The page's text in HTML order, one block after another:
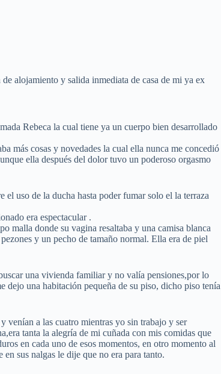
alojamiento y salida inmediata de casa de mi ya ex
Rebeca la cual tiene ya un cuerpo bien desarrollado
más cosas y novedades la cual ella nunca me concedió
ella después del dolor tuvo un poderoso orgasmo
uso de la ducha hasta poder fumar solo el la terraza
era espectacular .
malla donde su vagina resaltaba y una camisa blanca
y un pecho de tamaño normal. Ella era de piel
una vivienda familiar y no valía pensiones,por lo
dejo una habitación pequeña de su piso, dicho piso tenía
venían a las cuatro mientras yo sin trabajo y ser
tanta la alegría de mi cuñada con mis comidas que
en cada uno de esos momentos, en otro momento al
sus nalgas le dije que no era para tanto.